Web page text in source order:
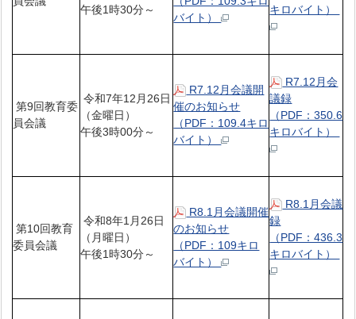
午後1時30分～
バイト）
キロバイト）
第9回教育委
員会議
令和7年12月26日
（金曜日）
午後3時00分～
R7.12月会議開
催のお知らせ
（PDF：109.4キロ
バイト）
R7.12月会
議録
（PDF：350.6
キロバイト）
第10回教育
委員会議
令和8年1月26日
（月曜日）
午後1時30分～
R8.1月会議開催
のお知らせ
（PDF：109キロ
バイト）
R8.1月会議
録
（PDF：436.3
キロバイト）